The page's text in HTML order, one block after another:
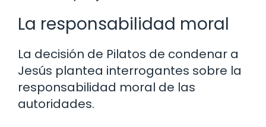
La responsabilidad moral
La decisión de Pilatos de condenar a
Jesús plantea interrogantes sobre la
responsabilidad moral de las
autoridades.